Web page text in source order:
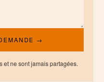
et ne sont jamais partagées.